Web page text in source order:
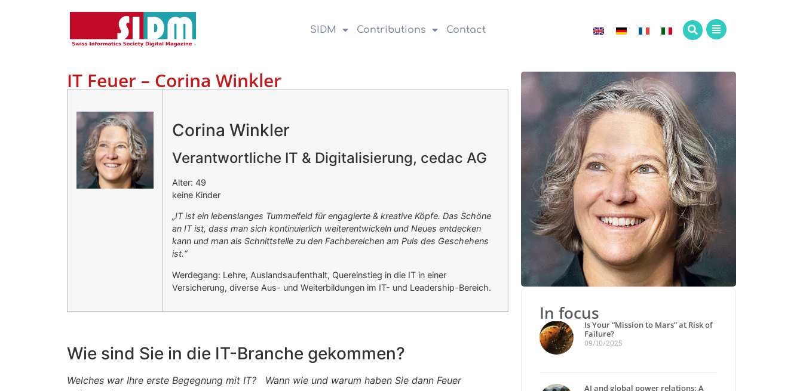
SIDM Contributions Contact
IT Feuer – Corina Winkler
Corina Winkler
Verantwortliche IT & Digitalisierung, cedac AG
Alter: 49
keine Kinder
„IT ist ein lebenslanges Tummelfeld für engagierte & kreative Köpfe. Das Schöne
an IT ist, dass man sich kontinuierlich weiterentwickeln und Neues entdecken
kann und man als Schnittstelle zu den Fachbereichen am Puls des Geschehens
ist.“
Werdegang: Lehre, Auslandsaufenthalt, Quereinstieg in die IT in einer
Versicherung, diverse Aus- und Weiterbildungen im IT- und Leadership-Bereich.
Wie sind Sie in die IT-Branche gekommen?
Welches war Ihre erste Begegnung mit IT? Wann wie und warum haben Sie dann Feuer
In focus
Is Your “Mission to Mars” at Risk of
Failure?
09/10/2025
AI and global power relations: A